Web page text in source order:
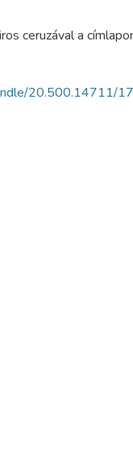
ceruzával a
20.500.14711/